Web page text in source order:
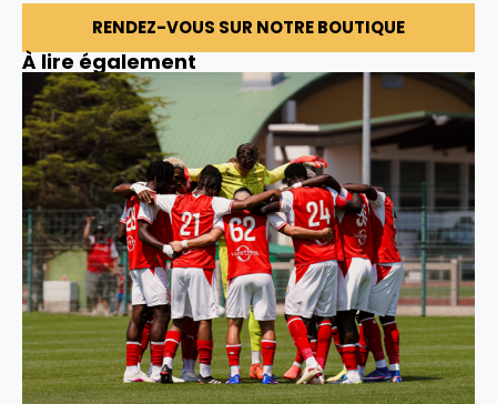
RENDEZ-VOUS SUR NOTRE BOUTIQUE
À lire également